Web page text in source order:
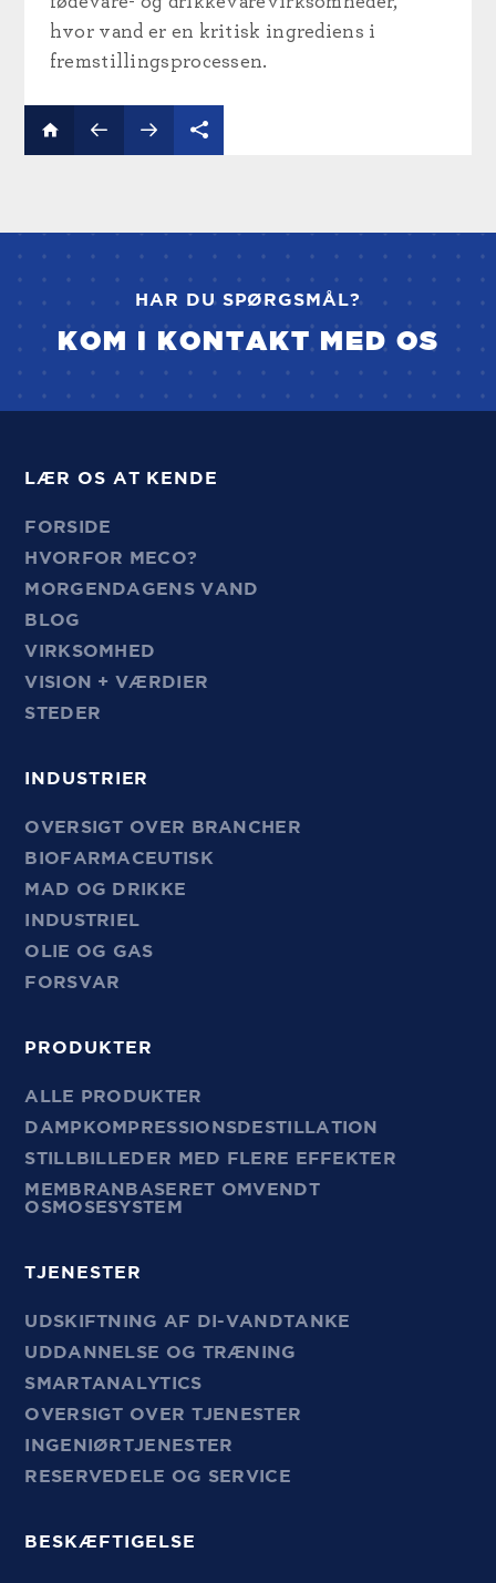
hvor vand er en kritisk ingrediens i
fremstillingsprocessen.
HAR DU SPØRGSMÅL?
KOM I KONTAKT MED OS
LÆR OS AT KENDE
FORSIDE
HVORFOR MECO?
MORGENDAGENS VAND
BLOG
VIRKSOMHED
VISION + VÆRDIER
STEDER
INDUSTRIER
OVERSIGT OVER BRANCHER
BIOFARMACEUTISK
MAD OG DRIKKE
INDUSTRIEL
OLIE OG GAS
FORSVAR
PRODUKTER
ALLE PRODUKTER
DAMPKOMPRESSIONSDESTILLATION
STILLBILLEDER MED FLERE EFFEKTER
MEMBRANBASERET OMVENDT
OSMOSESYSTEM
TJENESTER
UDSKIFTNING AF DI-VANDTANKE
UDDANNELSE OG TRÆNING
SMARTANALYTICS
OVERSIGT OVER TJENESTER
INGENIØRTJENESTER
RESERVEDELE OG SERVICE
BESKÆFTIGELSE